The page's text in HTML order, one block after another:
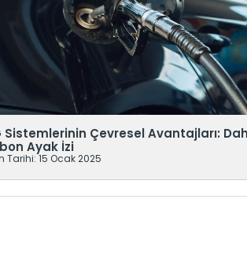
Sistemlerinin Çevresel Avantajları:
Ayak İzi
Tarihi: 15 Ocak 2025